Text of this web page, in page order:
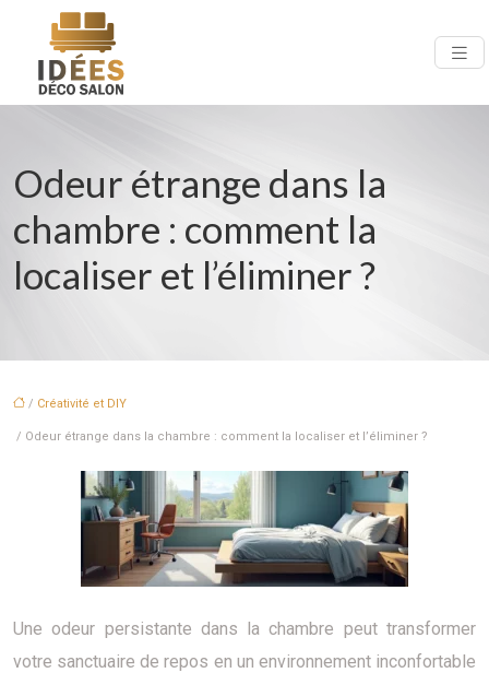
Odeur étrange dans la
chambre : comment la
localiser et l’éliminer ?
/ Créativité et DIY
/ Odeur étrange dans la chambre : comment la localiser et l’éliminer ?
Une odeur persistante dans la chambre peut transformer
votre sanctuaire de repos en un environnement inconfortable